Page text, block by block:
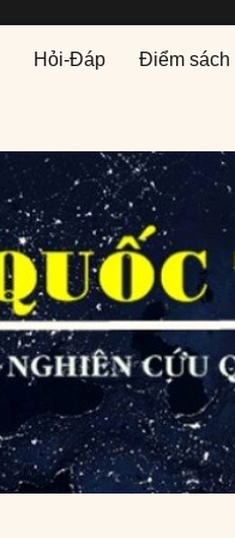
Hỏi-Đáp Điểm sách